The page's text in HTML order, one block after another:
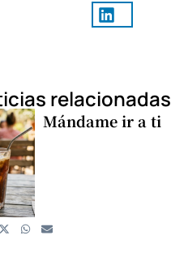
relacionadas
Mándame ir a ti